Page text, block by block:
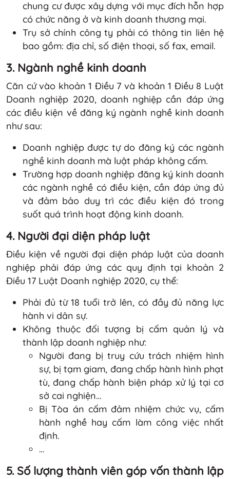
chung cư được xây dựng với mục đích hỗn hợp
có chức năng ở và kinh doanh thương mại.
Trụ sở chính công ty phải có thông tin liên hệ
bao gồm: địa chỉ, số điện thoại, số fax, email.
3. Ngành nghề kinh doanh
Căn cứ vào khoản 1 Điều 7 và khoản 1 Điều 8 Luật
Doanh nghiệp 2020, doanh nghiệp cần đáp ứng
các điều kiện về đăng ký ngành nghề kinh doanh
như sau:
Doanh nghiệp được tự do đăng ký các ngành
nghề kinh doanh mà luật pháp không cấm.
Trường hợp doanh nghiệp đăng ký kinh doanh
các ngành nghề có điều kiện, cần đáp ứng đủ
và đảm bảo duy trì các điều kiện đó trong
suốt quá trình hoạt động kinh doanh.
4. Người đại diện pháp luật
Điều kiện về người đại diện pháp luật của doanh
nghiệp phải đáp ứng các quy định tại khoản 2
Điều 17 Luật Doanh nghiệp 2020, cụ thể:
Phải đủ từ 18 tuổi trở lên, có đầy đủ năng lực
hành vi dân sự.
Không thuộc đối tượng bị cấm quản lý và
thành lập doanh nghiệp như:
Người đang bị truy cứu trách nhiệm hình
sự, bị tạm giam, đang chấp hành hình phạt
tù, đang chấp hành biện pháp xử lý tại cơ
sở cai nghiện…
Bị Tòa án cấm đảm nhiệm chức vụ, cấm
hành nghề hay cấm làm công việc nhất
định.
…
5. Số lượng thành viên góp vốn thành lập